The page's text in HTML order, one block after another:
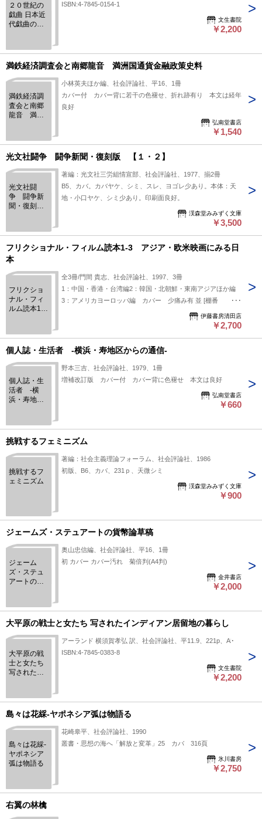
２０世紀の
戯曲 日本近
代戯曲の世
ISBN:4-7845-0154-1
文生書院
￥2,200
満鉄経済調査会と南郷龍音 満洲国通貨金融政策史料
満鉄経済調
査会と南郷
龍音 満洲
小林英夫ほか編、社会評論社、平16、1冊
カバー付 カバー背に若干の色褪せ、折れ跡有り 本文は経年
良好
弘南堂書店
￥1,540
光文社闘争 闘争新聞・復刻版 【１・２】
光文社闘
争 闘争新
聞・復刻
著編：光文社三労組情宣部、社会評論社、1977、揃2冊
B5、カバ。カバヤケ、シミ、スレ、ヨゴレ少あり。本体：天
地・小口ヤケ、シミ少あり。印刷面良好。
渓森堂みみずく文庫
￥3,500
フリクショナル・フィルム読本1-3 アジア・欧米映画にみる日
本
フリクショ
ナル・フィ
ルム読本1-
みる日本
全3冊/門間 貴志、社会評論社、1997、3冊
1：中国・香港・台湾編2：韓国・北朝鮮・東南アジアほか編
3：アメリカヨーロッパ編 カバー 少痛み有 並 [棚番
伊藤書房清田店
￥2,700
個人誌・生活者 -横浜・寿地区からの通信-
個人誌・生
活者 -横
浜・寿地区
野本三吉、社会評論社、1979、1冊
増補改訂版 カバー付 カバー背に色褪せ 本文は良好
弘南堂書店
￥660
挑戦するフェミニズム
挑戦するフ
ェミニズム
著編：社会主義理論フォーラム、社会評論社、1986
初版、B6、カバ、231ｐ、天微シミ
渓森堂みみずく文庫
￥900
ジェームズ・ステュアートの貨幣論草稿
ジェーム
ズ・ステュ
アートの貨
奥山忠信編、社会評論社、平16、1冊
初 カバー カバー汚れ 菊倍判(A4判)
金井書店
￥2,000
大平原の戦士と女たち 写されたインディアン居留地の暮らし
大平原の戦
士と女たち
写されたイ
らし
アーランド 横須賀孝弘 訳、社会評論社、平11.9、221p、A5
ISBN:4-7845-0383-8
文生書院
￥2,200
島々は花綵-ヤポネシア弧は物語る
島々は花綵-
ヤポネシア
弧は物語る
花崎皋平、社会評論社、1990
叢書・思想の海へ「解放と変革」25 カバ 316頁
氷川書房
￥2,750
右翼の林檎